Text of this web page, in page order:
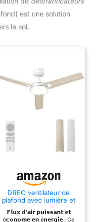
est une solution
le sol.
DREO ventilateur de
plafond avec lumière et
ventilateur blanc, 5
𝗙𝗹𝘂𝘅 𝗱’𝗮𝗶𝗿 𝗽𝘂𝗶𝘀𝘀𝗮𝗻𝘁 𝗲𝘁
é𝗰𝗼𝗻𝗼𝗺𝗲 𝗲𝗻 é𝗻𝗲𝗿𝗴𝗶𝗲 : Ce